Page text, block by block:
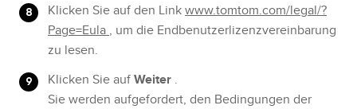
Klicken Sie auf den Linkwww.tomtom.com/legal/?
Page=Eula , um die Endbenutzerlizenzvereinbarung
zu lesen.
Klicken Sie aufWeiter .
Sie werden aufgefordert, den Bedingungen der